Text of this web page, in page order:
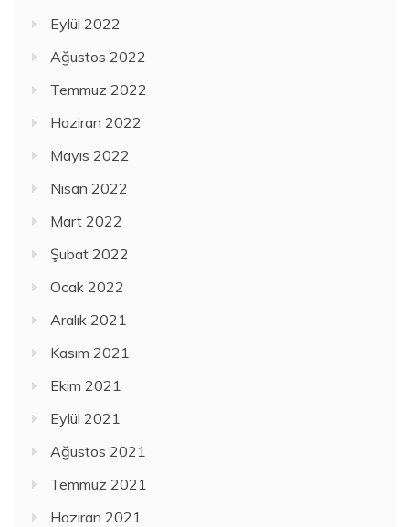
Eylül 2022
Ağustos 2022
Temmuz 2022
Haziran 2022
Mayıs 2022
Nisan 2022
Mart 2022
Şubat 2022
Ocak 2022
Aralık 2021
Kasım 2021
Ekim 2021
Eylül 2021
Ağustos 2021
Temmuz 2021
Haziran 2021